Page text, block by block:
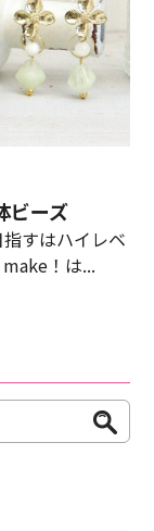
ビーズ
すはハイレベ
！は...